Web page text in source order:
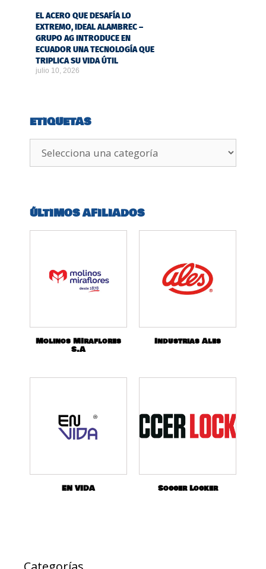
EL ACERO QUE DESAFÍA LO
EXTREMO, IDEAL ALAMBREC –
GRUPO AG INTRODUCE EN
ECUADOR UNA TECNOLOGÍA QUE
TRIPLICA SU VIDA ÚTIL
julio 10, 2026
ETIQUETAS
ÚLTIMOS AFILIADOS
Molinos MIraflores
S.A
Industrias Ales
EN VIDA Soccer Locker